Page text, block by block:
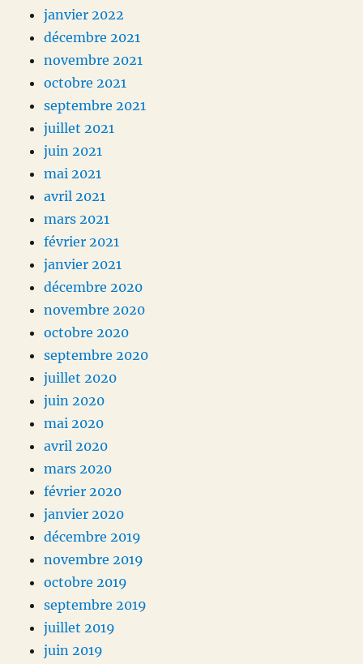
janvier 2022
décembre 2021
novembre 2021
octobre 2021
septembre 2021
juillet 2021
juin 2021
mai 2021
avril 2021
mars 2021
février 2021
janvier 2021
décembre 2020
novembre 2020
octobre 2020
septembre 2020
juillet 2020
juin 2020
mai 2020
avril 2020
mars 2020
février 2020
janvier 2020
décembre 2019
novembre 2019
octobre 2019
septembre 2019
juillet 2019
juin 2019